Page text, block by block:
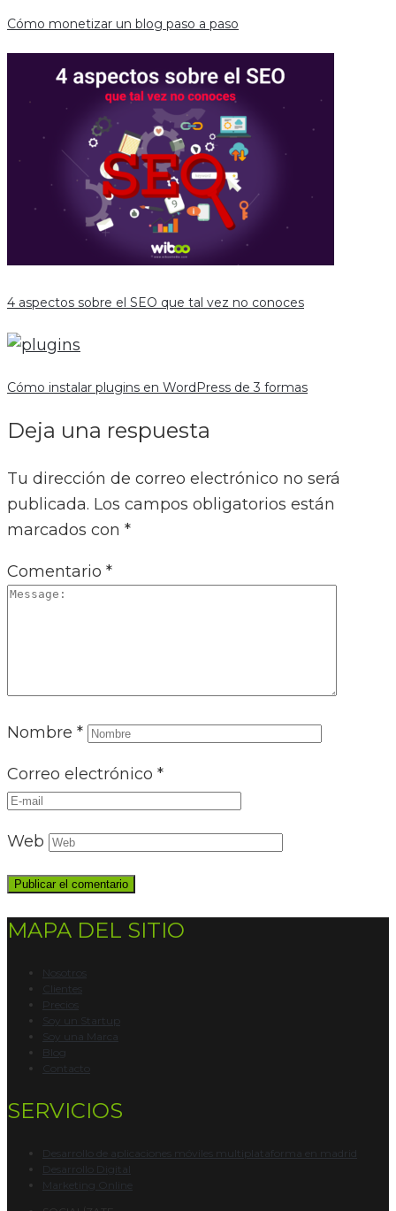
Cómo monetizar un blog paso a paso
4 aspectos sobre el SEO que tal vez no conoces
Cómo instalar plugins en WordPress de 3 formas
Deja una respuesta
Tu dirección de correo electrónico no será
publicada. Los campos obligatorios están
marcados con *
Comentario *
Nombre *
Correo electrónico *
Web
MAPA DEL SITIO
Nosotros
Clientes
Precios
Soy un Startup
Soy una Marca
Blog
Contacto
SERVICIOS
Desarrollo de aplicaciones móviles multiplataforma en madrid
Desarrollo Digital
Marketing Online